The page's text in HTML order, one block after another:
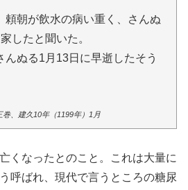
頼朝が飲水の病い重く、さんぬ
したと聞いた。
んぬる1月13日に早逝したそう
、建久10年（1199年）1月
くなったとのこと。これは大量に
呼ばれ、現代で言うところの糖尿